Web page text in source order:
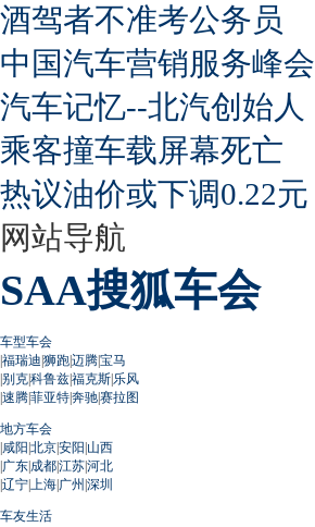
酒驾者不准考公务员
中国汽车营销服务峰会
汽车记忆--北汽创始人
乘客撞车载屏幕死亡
热议油价或下调0.22元
网站导航
SAA搜狐车会
车型车会
|福瑞迪|狮跑|迈腾|宝马
|别克|科鲁兹|福克斯|乐风
|速腾|菲亚特|奔驰|赛拉图
地方车会
|咸阳|北京|安阳|山西
|广东|成都|江苏|河北
|辽宁| 上海|广州 |深圳
车友生活